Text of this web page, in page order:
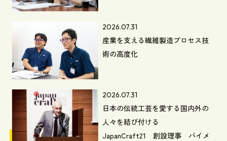
2026.07.31
産業を支える繊維製造プロセス技
術の高度化
2026.07.31
日本の伝統工芸を愛する国内外の
人々を結び付ける
JapanCraft21 創設理事 バイメ